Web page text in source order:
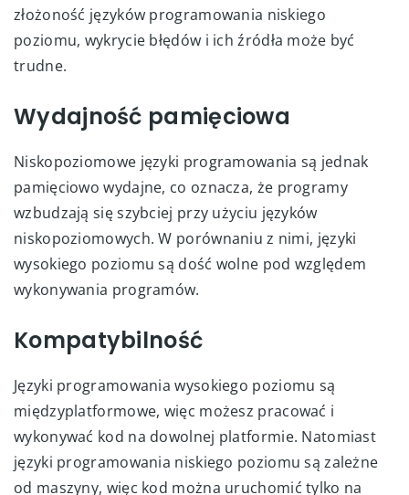
złożoność języków programowania niskiego
poziomu, wykrycie błędów i ich źródła może być
trudne.
Wydajność pamięciowa
Niskopoziomowe języki programowania są jednak
pamięciowo wydajne, co oznacza, że programy
wzbudzają się szybciej przy użyciu języków
niskopoziomowych. W porównaniu z nimi, języki
wysokiego poziomu są dość wolne pod względem
wykonywania programów.
Kompatybilność
Języki programowania wysokiego poziomu są
międzyplatformowe, więc możesz pracować i
wykonywać kod na dowolnej platformie. Natomiast
języki programowania niskiego poziomu są zależne
od maszyny, więc kod można uruchomić tylko na